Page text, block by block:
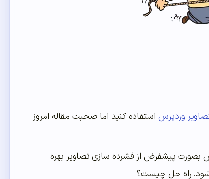
وردپرس استفاده کنید اما صحبت مقاله امروز
بصورت پیشفرض از فشرده سازی تصاویر بهره
شود. راه حل چیست؟